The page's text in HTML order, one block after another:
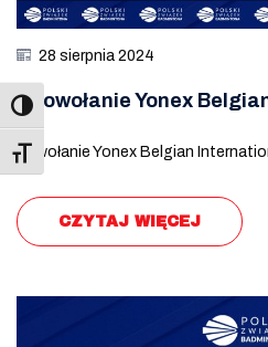
Toggle Font size
28 sierpnia 2024
Powołanie Yonex
Powołanie Yonex Belgian
CZYTAJ WIĘCEJ